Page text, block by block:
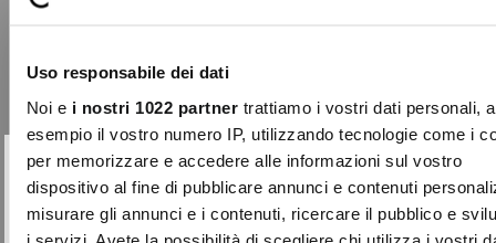
Uso responsabile dei dati
Noi e i nostri 1022 partnertrattiamo i vostri dati personali,
esempio il vostro numero IP, utilizzando tecnologie come i
per memorizzare e accedere alle informazioni sul vostro
dispositivo al fine di pubblicare annunci e contenuti
misurare gli annunci e i contenuti, ricercare il pubblico e
i servizi. Avete la possibilità di scegliere chi utilizza i vostri
the Patrik 100g down jacket is made
entirely from re ...
reduced
from
€99.00 to €49.50
-70%
Close
SUBSCRIBE TO OUR
NEWSLETTER